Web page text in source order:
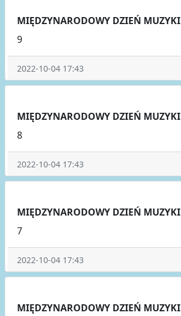
MIĘDZYNARODOWY DZIEŃ MUZYKI
9
2022-10-04 17:43
MIĘDZYNARODOWY DZIEŃ MUZYKI
8
2022-10-04 17:43
MIĘDZYNARODOWY DZIEŃ MUZYKI
7
2022-10-04 17:43
MIĘDZYNARODOWY DZIEŃ MUZYKI